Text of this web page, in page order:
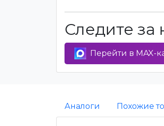
Следите
Перейти в MAX-
Аналоги Похожие